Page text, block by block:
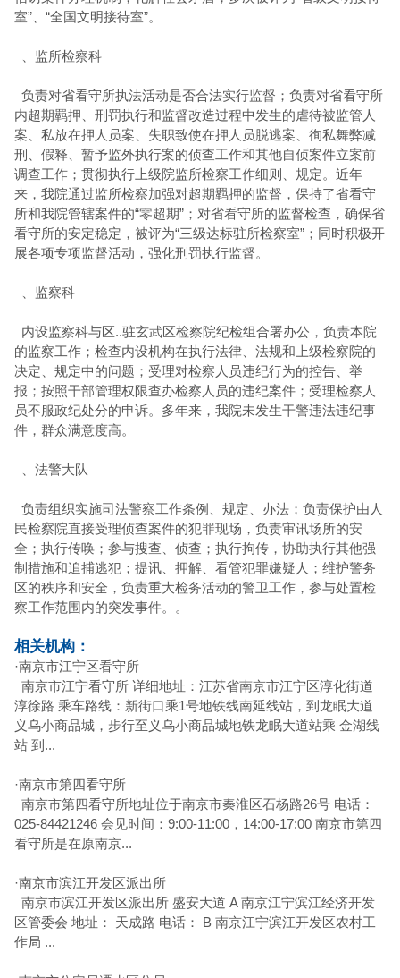
室”、“全国文明接待室”。
、监所检察科
负责对省看守所执法活动是否合法实行监督；负责对省看守所
内超期羁押、刑罚执行和监督改造过程中发生的虐待被监管人
案、私放在押人员案、失职致使在押人员脱逃案、徇私舞弊减
刑、假释、暂予监外执行案的侦查工作和其他自侦案件立案前
调查工作；贯彻执行上级院监所检察工作细则、规定。近年
来，我院通过监所检察加强对超期羁押的监督，保持了省看守
所和我院管辖案件的“零超期”；对省看守所的监督检查，确保省
看守所的安定稳定，被评为“三级达标驻所检察室”；同时积极开
展各项专项监督活动，强化刑罚执行监督。
、监察科
内设监察科与区..驻玄武区检察院纪检组合署办公，负责本院
的监察工作；检查内设机构在执行法律、法规和上级检察院的
决定、规定中的问题；受理对检察人员违纪行为的控告、举
报；按照干部管理权限查办检察人员的违纪案件；受理检察人
员不服政纪处分的申诉。多年来，我院未发生干警违法违纪事
件，群众满意度高。
、法警大队
负责组织实施司法警察工作条例、规定、办法；负责保护由人
民检察院直接受理侦查案件的犯罪现场，负责审讯场所的安
全；执行传唤；参与搜查、侦查；执行拘传，协助执行其他强
制措施和追捕逃犯；提讯、押解、看管犯罪嫌疑人；维护警务
区的秩序和安全，负责重大检务活动的警卫工作，参与处置检
察工作范围内的突发事件。
。
相关机构：
·南京市江宁区看守所
南京市江宁看守所 详细地址：江苏省南京市江宁区淳化街道
淳徐路 乘车路线：新街口乘1号地铁线南延线站，到龙眠大道
义乌小商品城，步行至义乌小商品城地铁龙眠大道站乘 金湖线
站 到...
·南京市第四看守所
南京市第四看守所地址位于南京市秦淮区石杨路26号 电话：
025-84421246 会见时间：9:00-11:00，14:00-17:00 南京市第四
看守所是在原南京...
·南京市滨江开发区派出所
南京市滨江开发区派出所 盛安大道 A 南京江宁滨江经济开发
区管委会 地址： 天成路 电话： B 南京江宁滨江开发区农村工
作局 ...